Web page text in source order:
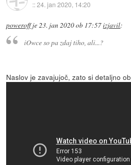
::24. jan 2020, 14:20
poweroffje23. jan 2020 ob 17:57izjavil:
iOwce so pa zdaj tiho, ali...?
Naslov je zavajujoč, zato si detaljno